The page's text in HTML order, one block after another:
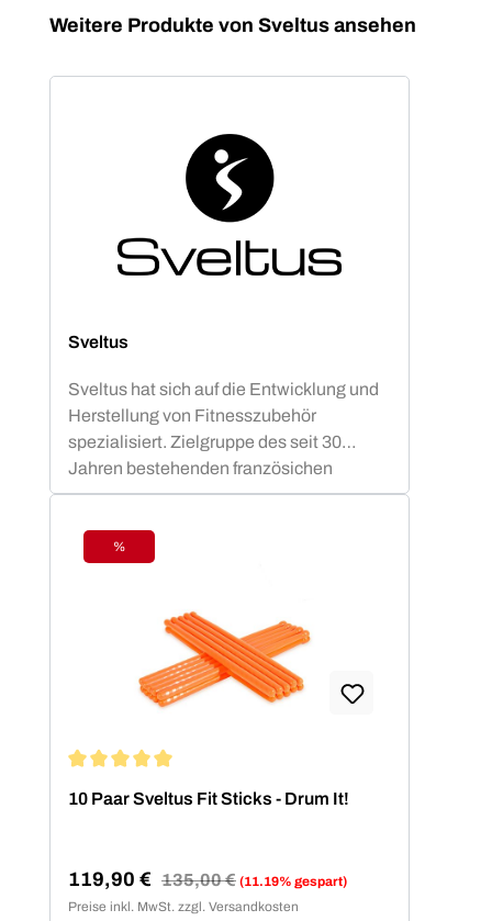
Produktgalerie überspringen
Weitere Produkte von Sveltus ansehen
Sveltus
Sveltus hat sich auf die Entwicklung und
Herstellung von Fitnesszubehör
spezialisiert. Zielgruppe des seit 30
Jahren bestehenden französichen
Unternehmens sind professionelle und
Trainer. Markenprodukte für das
Jahren Physiotherapeuten und
Fitnessstudiobetreiber durch ihre
gleichbleibend zuverlässige Qualität.
Rabatt
%
10 Paar Sveltus Fit Sticks - Drum It!
Verkaufspreis:
119,90 € Regulärer Preis:
135,00 € (11.19% gespart)
Preise inkl. MwSt. zzgl. Versandkosten